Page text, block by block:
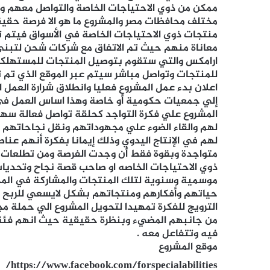
ممكن من ذوي الاحتياجات الخاصة والتواصل معهم
مختلف محافظات مصر والمشروع ما هو الا فرصة
منتجات ذوي الاحتياجات الخاصة في الأسواق
معاناة منهم حيث تم الاتفاق مع شركات شحن
ارامكس والتي ستقوم بتوصيل المنتجات
للمنتجات وتواصل مباشر سيتم عبر الموقع الذي
اعلان بدء عمل المشروع فعليا وانطلاق شرارة
إلي جمعيات حكومية أو خاصة وهذا اساس العمل
المشروع علي فكرة التواجد كحلقة تواصل فعالة
لهم والقاء الضوء علي مجهوداتهم ونقل
لهم في الإنتاج اليدوي وذلك إيمانا بفكرة أنهم
متواجدة وبقوة فقط أن وجدت الفرصة ومن
ذوي الاحتياجات الخاصه او صاحب قصة نجاح
موسمية وسنوية لتلك المنتجات والمشاركة في
حياتهم وأفكارهم ومنتجاتهم بشكل لايسعي للربح
الترويج للفكرة تمهيدا لتحويل المشروع الي
من جانبهم المضيء وبنظرة حقيقية حيث انهم
فيه وتتفاعل معه .
موقع المشروع
https://www.facebook.com/forspecialabilities/